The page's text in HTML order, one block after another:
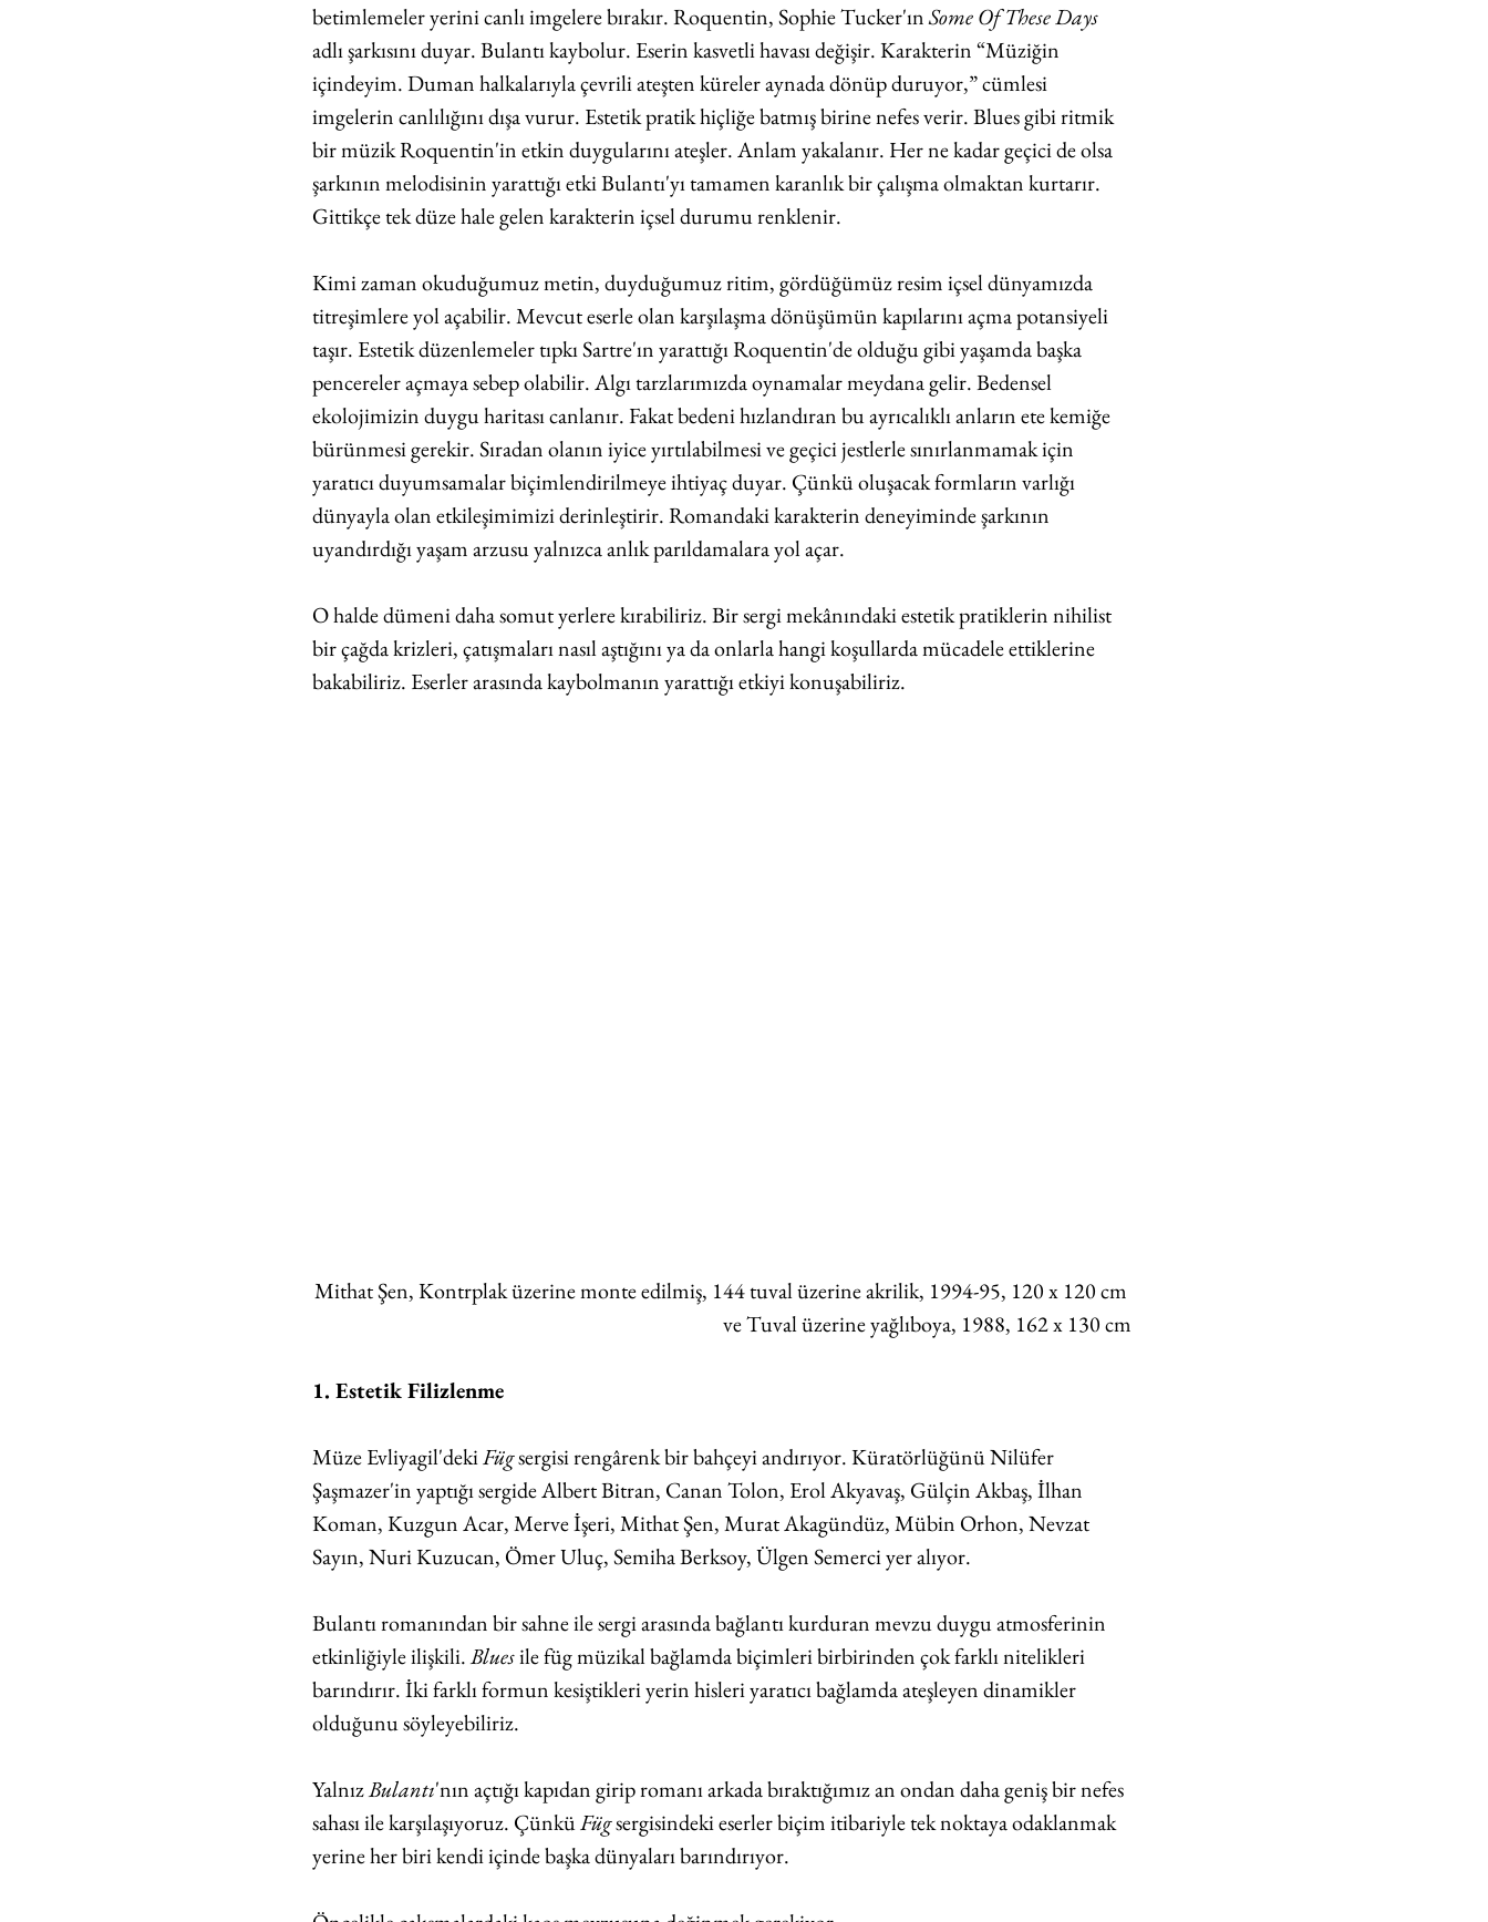
betimlemeler yerini canlı imgelere bırakır. Roquentin, Sophie Tucker'ın Some Of These Days
adlı şarkısını duyar. Bulantı kaybolur. Eserin kasvetli havası değişir. Karakterin “Müziğin
içindeyim. Duman halkalarıyla çevrili ateşten küreler aynada dönüp duruyor,” cümlesi
imgelerin canlılığını dışa vurur. Estetik pratik hiçliğe batmış birine nefes verir. Blues gibi ritmik
bir müzik Roquentin'in etkin duygularını ateşler. Anlam yakalanır. Her ne kadar geçici de olsa
şarkının melodisinin yarattığı etki Bulantı'yı tamamen karanlık bir çalışma olmaktan kurtarır.
Gittikçe tek düze hale gelen karakterin içsel durumu renklenir.
Kimi zaman okuduğumuz metin, duyduğumuz ritim, gördüğümüz resim içsel dünyamızda
titreşimlere yol açabilir. Mevcut eserle olan karşılaşma dönüşümün kapılarını açma potansiyeli
taşır. Estetik düzenlemeler tıpkı Sartre'ın yarattığı Roquentin'de olduğu gibi yaşamda başka
pencereler açmaya sebep olabilir. Algı tarzlarımızda oynamalar meydana gelir. Bedensel
ekolojimizin duygu haritası canlanır. Fakat bedeni hızlandıran bu ayrıcalıklı anların ete kemiğe
bürünmesi gerekir. Sıradan olanın iyice yırtılabilmesi ve geçici jestlerle sınırlanmamak için
yaratıcı duyumsamalar biçimlendirilmeye ihtiyaç duyar. Çünkü oluşacak formların varlığı
dünyayla olan etkileşimimizi derinleştirir. Romandaki karakterin deneyiminde şarkının
uyandırdığı yaşam arzusu yalnızca anlık parıldamalara yol açar.
O halde dümeni daha somut yerlere kırabiliriz. Bir sergi mekânındaki estetik pratiklerin nihilist
bir çağda krizleri, çatışmaları nasıl aştığını ya da onlarla hangi koşullarda mücadele ettiklerine
bakabiliriz. Eserler arasında kaybolmanın yarattığı etkiyi konuşabiliriz.
Mithat Şen, Kontrplak üzerine monte edilmiş, 144 tuval üzerine akrilik, 1994-95, 120 x 120 cm
ve Tuval üzerine yağlıboya, 1988, 162 x 130 cm
1. Estetik Filizlenme
Müze Evliyagil'deki Füg sergisi rengârenk bir bahçeyi andırıyor. Küratörlüğünü Nilüfer
Şaşmazer'in yaptığı sergide Albert Bitran, Canan Tolon, Erol Akyavaş, Gülçin Akbaş, İlhan
Koman, Kuzgun Acar, Merve İşeri, Mithat Şen, Murat Akagündüz, Mübin Orhon, Nevzat
Sayın, Nuri Kuzucan, Ömer Uluç, Semiha Berksoy, Ülgen Semerci yer alıyor.
Bulantı romanından bir sahne ile sergi arasında bağlantı kurduran mevzu duygu atmosferinin
etkinliğiyle ilişkili. Blues ile füg müzikal bağlamda biçimleri birbirinden çok farklı nitelikleri
barındırır. İki farklı formun kesiştikleri yerin hisleri yaratıcı bağlamda ateşleyen dinamikler
olduğunu söyleyebiliriz.
Yalnız Bulantı'nın açtığı kapıdan girip romanı arkada bıraktığımız an ondan daha geniş bir nefes
sahası ile karşılaşıyoruz. Çünkü Füg sergisindeki eserler biçim itibariyle tek noktaya odaklanmak
yerine her biri kendi içinde başka dünyaları barındırıyor.